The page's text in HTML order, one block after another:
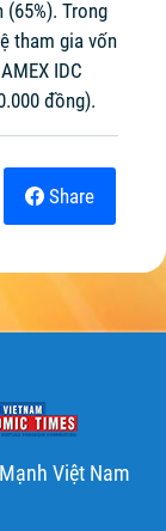
(65%). Trong
tham gia vốn
IDC
đồng).
Share
Việt Nam